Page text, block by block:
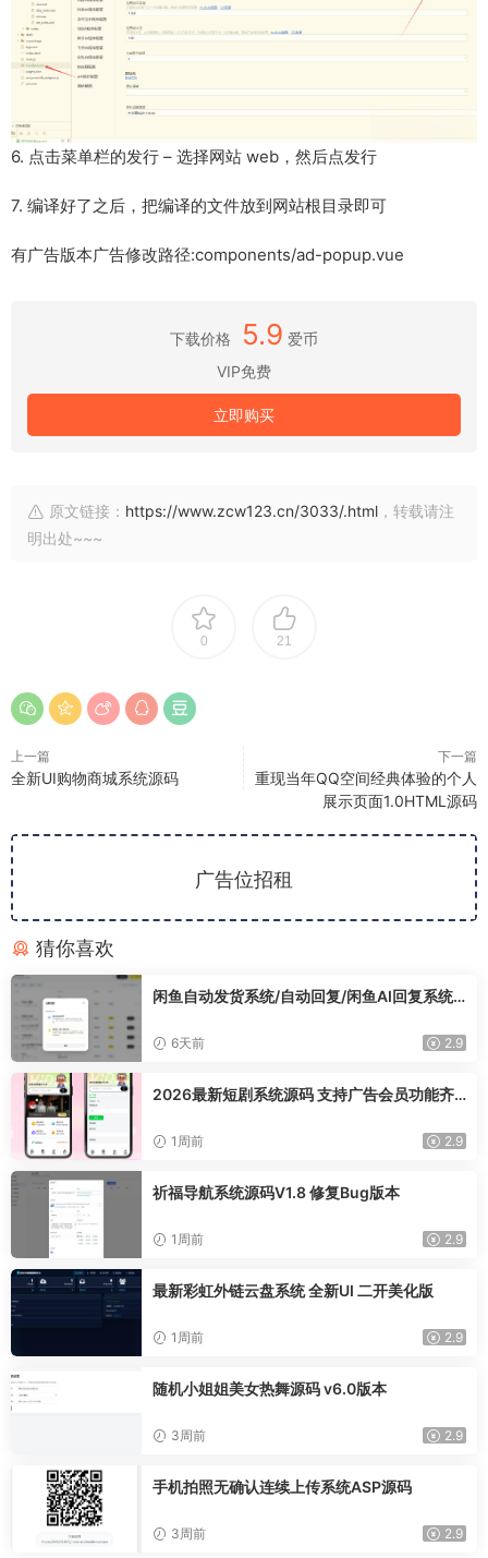
6. 点击菜单栏的发行 – 选择网站 web，然后点发行
7. 编译好了之后，把编译的文件放到网站根目录即可
有广告版本广告修改路径:components/ad-popup.vue
下载价格 5.9 爱币
VIP免费
立即购买
原文链接： https://www.zcw123.cn/3033/.html ，转载请注
明出处~~~
0 21
上一篇
全新UI购物商城系统源码
下一篇
重现当年QQ空间经典体验的个人
展示页面1.0HTML源码
广告位招租
猜你喜欢
闲鱼自动发货系统/自动回复/闲鱼AI回复系统
6天前 2.9
2026最新短剧系统源码 支持广告会员功能齐
1周前 2.9
祈福导航系统源码V1.8 修复Bug版本
1周前 2.9
最新彩虹外链云盘系统 全新UI 二开美化版
1周前 2.9
随机小姐姐美女热舞源码 v6.0版本
3周前 2.9
手机拍照无确认连续上传系统ASP源码
3周前 2.9